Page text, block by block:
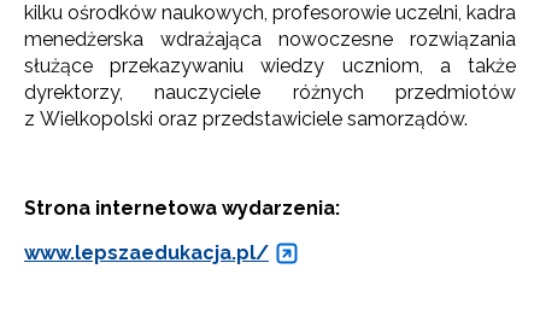
kilku ośrodków naukowych, profesorowie uczelni, kadra
menedżerska wdrażająca nowoczesne rozwiązania
służące przekazywaniu wiedzy uczniom, a także
dyrektorzy, nauczyciele różnych przedmiotów
z Wielkopolski oraz przedstawiciele samorządów.
Strona internetowa wydarzenia:
www.lepszaedukacja.pl/